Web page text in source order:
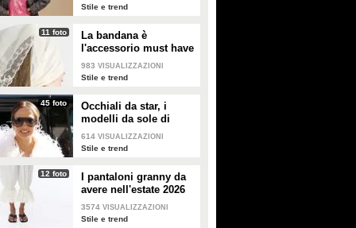
Stile e trend
11 foto
La bandana è
l'accessorio must have
dell'estate 2026: i
modelli di tendenza
983 VISUALIZZAZIONI
Stile e trend
45 foto
Occhiali da star, i
modelli da sole di
tendenza per l'estate
2026
614 VISUALIZZAZIONI
Stile e trend
12 foto
I pantaloni granny da
avere nell'estate 2026
3574 VISUALIZZAZIONI
Stile e trend